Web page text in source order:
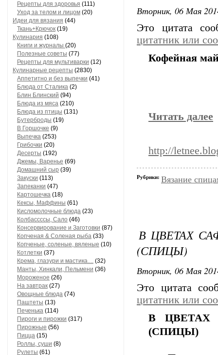
Рецепты для здоровья (111)
Уход за телом и лицом (20)
Идеи для вязания (44)
Ткань+Крючок (19)
Кулинария (108)
Книги и журналы (20)
Полезные советы (77)
Рецепты для мультиварки (12)
Кулинарные рецепты (2830)
Аппетитно и без выпечки (41)
Блюда от Сталика (2)
Блин Блинский (94)
Блюда из мяса (210)
Блюда из птицы (131)
Бутерброды (19)
В Горшочке (9)
Выпечка (253)
Грибочки (20)
Десерты (192)
Джемы, Варенье (69)
Домашний сыр (39)
Закуски (113)
Запеканки (47)
Картошечка (18)
Кексы, Маффины (61)
Кисломолочные блюда (23)
Колбассссы, Сало (46)
Консервирование и Заготовки (87)
Копченая & Соленая рыба (33)
Копченые, соленые, вяленые (10)
Котлетки (37)
Крема, глазури и мастика.... (32)
Манты, Хинкали, Пельмени (36)
Мороженое (26)
На завтрак (27)
Овощные блюда (74)
Паштеты (13)
Печенька (114)
Пироги и пирожки (317)
Пирожные (56)
Пицца (15)
Роллы, суши (8)
Рулеты (61)
Вторник, 06 Мая
Это цитата
цитатник или
Кофейная
Читать далее
http://
Рубрики: Вязание
В ЦВЕТАХ
(СПИЦЫ)
Вторник, 06 Мая
Это цитата
цитатник или
В ЦВЕТАХ
(СПИЦЫ)